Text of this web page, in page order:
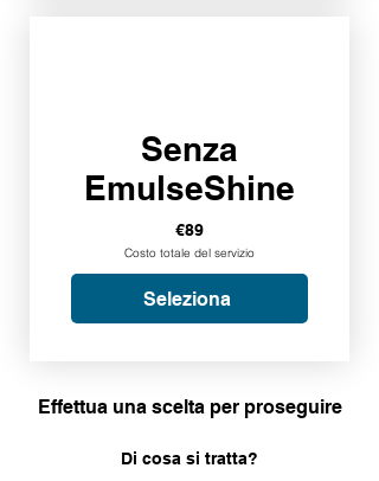
Senza
EmulseShine
€89
Costo totale del servizio
Seleziona
Effettua una scelta per proseguire
Di cosa si tratta?